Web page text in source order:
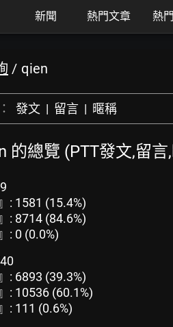
新聞 熱門文章 熱
/ qien
發文 | 留言 | 暱稱
的總覽 (PTT發文,留言
: 1581 (15.4%)
: 8714 (84.6%)
: 0 (0.0%)
: 6893 (39.3%)
: 10536 (60.1%)
: 111 (0.6%)